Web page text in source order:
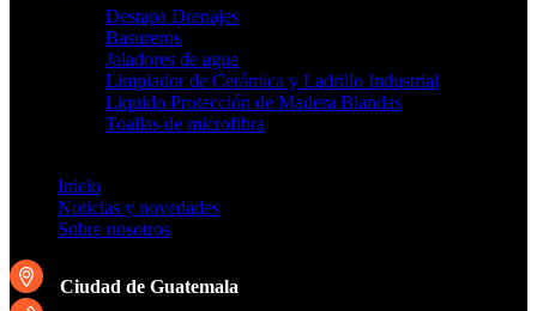
Destapa Drenajes
Basureros
Jaladores de agua
Limpiador de Cerámica y Ladrillo Industrial
Liquido Protección de Madera Blandas
Toallas de microfibra
Inicio
Noticias y novedades
Sobre nosotros
Ciudad de Guatemala